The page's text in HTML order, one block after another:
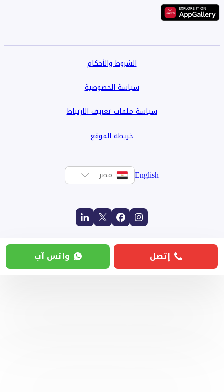
الشروط والأحكام
سياسة الخصوصية
سياسة ملفات تعريف الارتباط
خريطة الموقع
English مصر
إتصل واتس آب